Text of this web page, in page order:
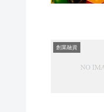
創業融資